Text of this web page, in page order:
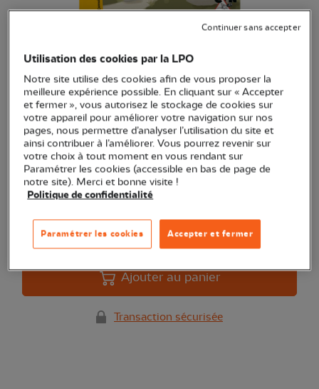
Les cahiers techniques - Je
découvre la nature près de chez
moi
(Ref.EN0234)
6,00 € EXCLU WEB
Je découvre la nature près de chez moiVoir plus
Quantité
En stock
Ajouter au panier
Transaction sécurisée
Utilisation des cookies par la LPO
Notre site utilise des cookies afin de vous proposer la
meilleure expérience possible. En cliquant sur « Accepter
et fermer », vous autorisez le stockage de cookies sur
votre appareil pour améliorer votre navigation sur nos
pages, nous permettre d’analyser l’utilisation du site et
ainsi contribuer à l’améliorer. Vous pourrez revenir sur
votre choix à tout moment en vous rendant sur
Paramétrer les cookies (accessible en bas de page de
notre site). Merci et bonne visite !
Politique de confidentialité
Accepter et fermer
Paramétrer les cookies
Continuer sans accepter